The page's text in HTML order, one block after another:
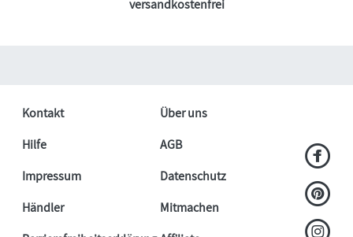
versandkostenfrei
Kontakt
Über uns
Hilfe
AGB
Impressum
Datenschutz
Händler
Mitmachen